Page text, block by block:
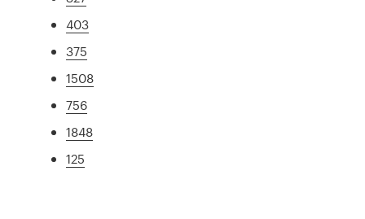
403
375
1508
756
1848
125